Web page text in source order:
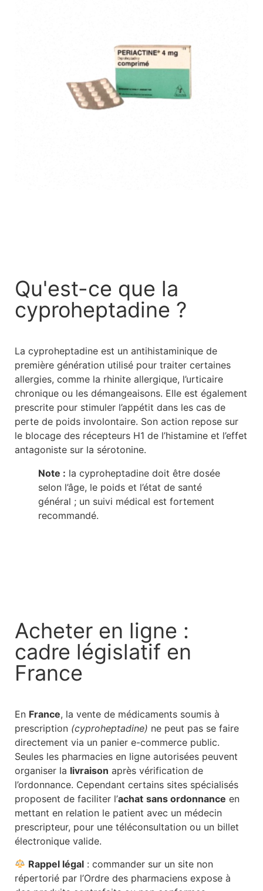
Qu'est-ce que la
cyproheptadine ?
La cyproheptadine est un antihistaminique de
première génération utilisé pour traiter certaines
allergies, comme la rhinite allergique, l’urticaire
chronique ou les démangeaisons. Elle est également
prescrite pour stimuler l’appétit dans les cas de
perte de poids involontaire. Son action repose sur
le blocage des récepteurs H1 de l’histamine et l’effet
antagoniste sur la sérotonine.
Note : la cyproheptadine doit être dosée
selon l’âge, le poids et l’état de santé
général ; un suivi médical est fortement
recommandé.
Acheter en ligne :
cadre législatif en
France
En France, la vente de médicaments soumis à
prescription (cyproheptadine) ne peut pas se faire
directement via un panier e-commerce public.
Seules les pharmacies en ligne autorisées peuvent
organiser la livraison après vérification de
l’ordonnance. Cependant certains sites spécialisés
proposent de faciliter l’achat sans ordonnance en
mettant en relation le patient avec un médecin
prescripteur, pour une téléconsultation ou un billet
électronique valide.
Rappel légal : commander sur un site non
répertorié par l’Ordre des pharmaciens expose à